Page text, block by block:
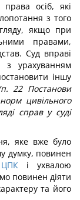
осіб, які
з того
якщо при
правами,
Суд вправі
з урахуванням
іншу
22 Постанови
цивільного
справ у суді
яке вже було
думку, повинен
ЦПК і ухвалою
повинен діяти
та його